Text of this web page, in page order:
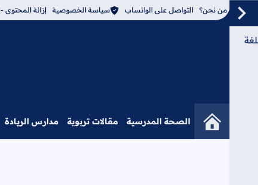
من نحن؟ التواصل على الواتساب سياسة الخصوصية إزالة المحتوى - DMCA
الصحة المدرسية مقالات تربوية مدارس الريادة